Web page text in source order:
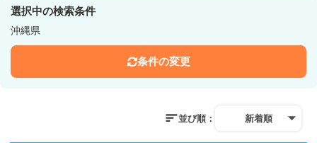
選択中の検索条件
沖縄県
条件の変更
並び順： 新着順